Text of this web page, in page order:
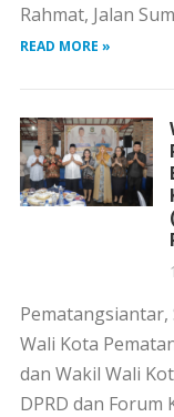
Rahmat, Jalan
READ MORE »
Pematangsiantar,
Wali Kota
dan Wakil Wali
DPRD dan